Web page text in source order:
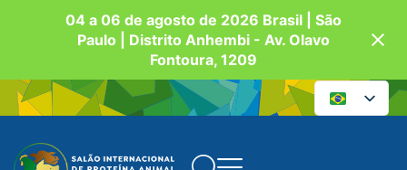
04 a 06 de agosto de 2026 Brasil | São
Paulo | Distrito Anhembi - Av. Olavo
Fontoura, 1209